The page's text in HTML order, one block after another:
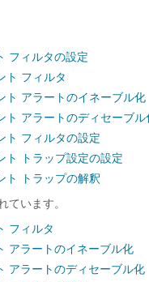
フィルタの設定
ト フィルタ
ト アラートのイネーブル化
ト アラートのディセーブル
ト フィルタの設定
ト トラップ設定の設定
ト トラップの解釈
ています。
フィルタ
アラートのイネーブル化
アラートのディセーブル化